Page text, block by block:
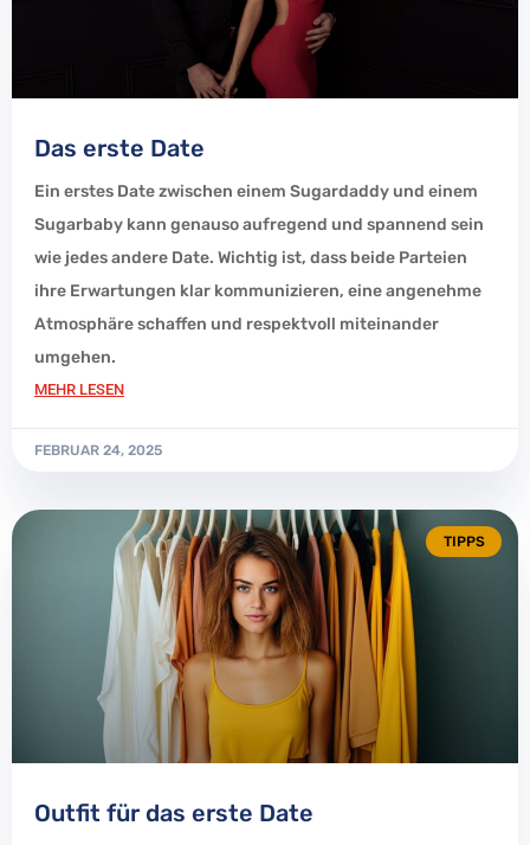
Das erste Date
Ein erstes Date zwischen einem Sugardaddy und einem
Sugarbaby kann genauso aufregend und spannend sein
wie jedes andere Date. Wichtig ist, dass beide Parteien
ihre Erwartungen klar kommunizieren, eine angenehme
Atmosphäre schaffen und respektvoll miteinander
umgehen.
MEHR LESEN
FEBRUAR 24, 2025
TIPPS
Outfit für das erste Date